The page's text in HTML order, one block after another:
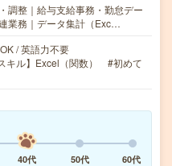
調整｜給与支給事務・勤怠デー
業務｜データ集計（Exc…
/ 英語力不要
キル】Excel（関数） #初めて
40代 50代
60代